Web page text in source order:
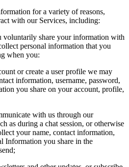
for a variety of reasons,
with our Services, including:
voluntarily share your information with
personal information that you
when you:
or create a user profile we may
information, username, password,
you share on your account, profile,
with us through our
as during a chat session, or otherwise
your name, contact information,
Information you share in the